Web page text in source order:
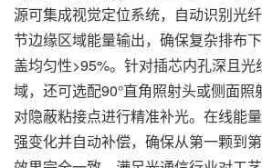
源可集成视觉定位系统，自动识别光
节边缘区域能量输出，确保复杂排布
盖均匀性>95%。针对插芯内孔深且
域，还可选配90°直角照射头或侧面
对隐蔽粘接点进行精准补光。在线能
强变化并自动补偿，确保从第一颗到